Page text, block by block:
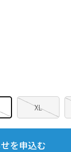
XL
を申込む